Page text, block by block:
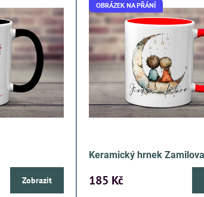
Zobrazit
OBRÁZEK NA PŘÁNÍ
Keramický hrnek
185 Kč